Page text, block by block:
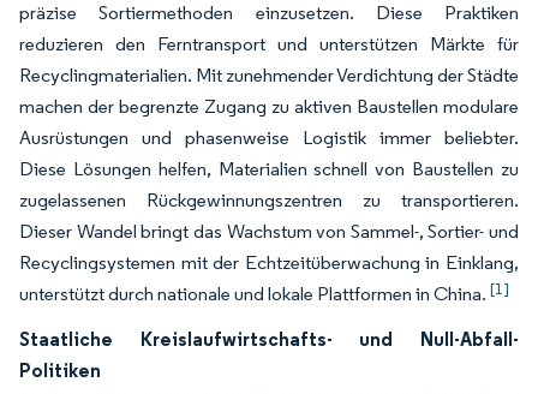
präzise Sortiermethoden einzusetzen. Diese Praktiken
reduzieren den Ferntransport und unterstützen Märkte für
Recyclingmaterialien. Mit zunehmender Verdichtung der Städte
machen der begrenzte Zugang zu aktiven Baustellen modulare
Ausrüstungen und phasenweise Logistik immer beliebter.
Diese Lösungen helfen, Materialien schnell von Baustellen zu
zugelassenen Rückgewinnungszentren zu transportieren.
Dieser Wandel bringt das Wachstum von Sammel-, Sortier- und
Recyclingsystemen mit der Echtzeitüberwachung in Einklang,
unterstützt durch nationale und lokale Plattformen in China. [1]
Staatliche Kreislaufwirtschafts- und Null-Abfall-
Politiken